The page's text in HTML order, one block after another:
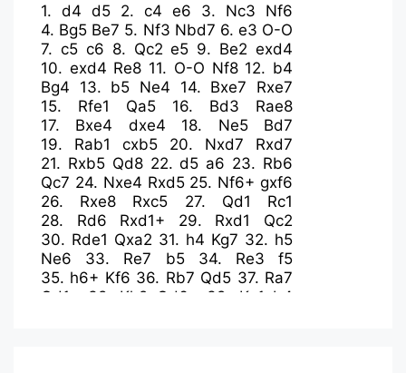
1. d4 d5 2. c4 e6 3. Nc3
Nf6
4. Bg5 Be7 5. Nf3 Nbd7 6. e3 O-O
7. c5 c6 8. Qc2 e5 9. Be2 exd4
10. exd4 Re8 11. O-O Nf8 12. b4
Bg4
13. b5 Ne4 14. Bxe7
Rxe7
15. Rfe1 Qa5 16. Bd3
Rae8
17. Bxe4 dxe4 18. Ne5
Bd7
19. Rab1 cxb5 20. Nxd7
Rxd7
21. Rxb5 Qd8 22.d5 a6 23. Rb6
Qc7 24. Nxe4 Rxd5 25. Nf6+ gxf6
26. Rxe8 Rxc5 27. Qd1
Rc1
28. Rd6 Rxd1+ 29. Rxd1
Qc2
30. Rde1 Qxa2 31. h4 Kg7 32. h5
Ne6
33. Re7 b5 34. Re3
f5
35. h6+ Kf6 36. Rb7 Qd5 37. Ra7
Qd1+
38. Kh2 Qd6+ 39. Kg1 b4